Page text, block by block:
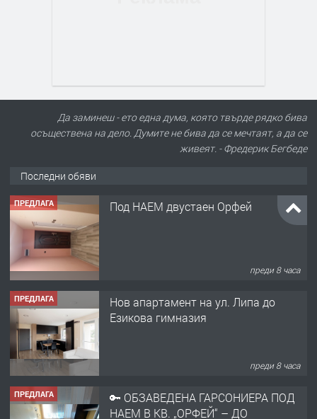
Да заминеш - ето една дума, която твърде рядко бива
осъществена на дело. Думите не бива да се мечтаят, а да се
живеят. - Фредерик Бегбеде
Последни обяви
ПРЕДЛАГА Под НАЕМ двустаен Орфей
преди 8 часа
ПРЕДЛАГА
Нов апартамент на ул. Липа до
Езикова гимназия
преди 8 часа
ПРЕДЛАГА
🔑 ОБЗАВЕДЕНА ГАРСОНИЕРА ПОД
НАЕМ В КВ. „ОРФЕЙ“ – ДО